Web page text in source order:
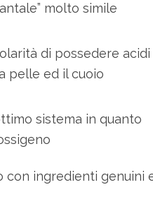
molto simile
di possedere acidi
pelle ed il cuoio
sistema in quanto
con ingredienti genuini